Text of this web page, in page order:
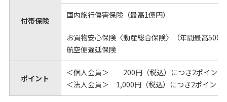
付帯保険
国内旅行傷害保険（最高1億円）
お買物安心保険〈動産総合保険〉（年間最高500
航空便遅延保険
ポイント
＜個人会員＞ 200円（税込）につき2ポイント
＜法人会員＞ 1,000円（税込）につき2ポイント